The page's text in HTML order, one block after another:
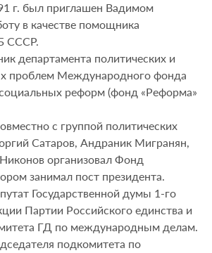
г. был приглашен Вадимом
в качестве помощника
СССР.
департамента политических и
проблем Международного фонда
реформ (фонд «Реформа»
с группой политических
Сатаров, Андраник Мигранян,
организовал Фонд
занимал пост президента.
Государственной думы 1-го
Партии Российского единства и
ГД по международным делам.
подкомитета по